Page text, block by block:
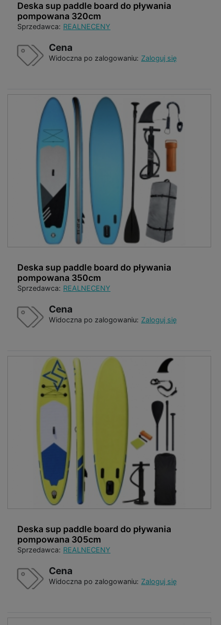
Deska sup paddle board do pływania
pompowana 320cm
Sprzedawca: REALNECENY
Cena
Widoczna po zalogowaniu: Zaloguj się
Deska sup paddle board do pływania
pompowana 350cm
Sprzedawca: REALNECENY
Cena
Widoczna po zalogowaniu: Zaloguj się
Deska sup paddle board do pływania
pompowana 305cm
Sprzedawca: REALNECENY
Cena
Widoczna po zalogowaniu: Zaloguj się